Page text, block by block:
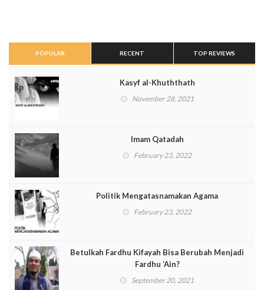
POPULAR RECENT TOP REVIEWS
Kasyf al-Khuththath
November 28, 2021
Imam Qatadah
February 23, 2022
Politik Mengatasnamakan Agama
February 23, 2022
Betulkah Fardhu Kifayah Bisa Berubah Menjadi
Fardhu ‘Ain?
September 20, 2021